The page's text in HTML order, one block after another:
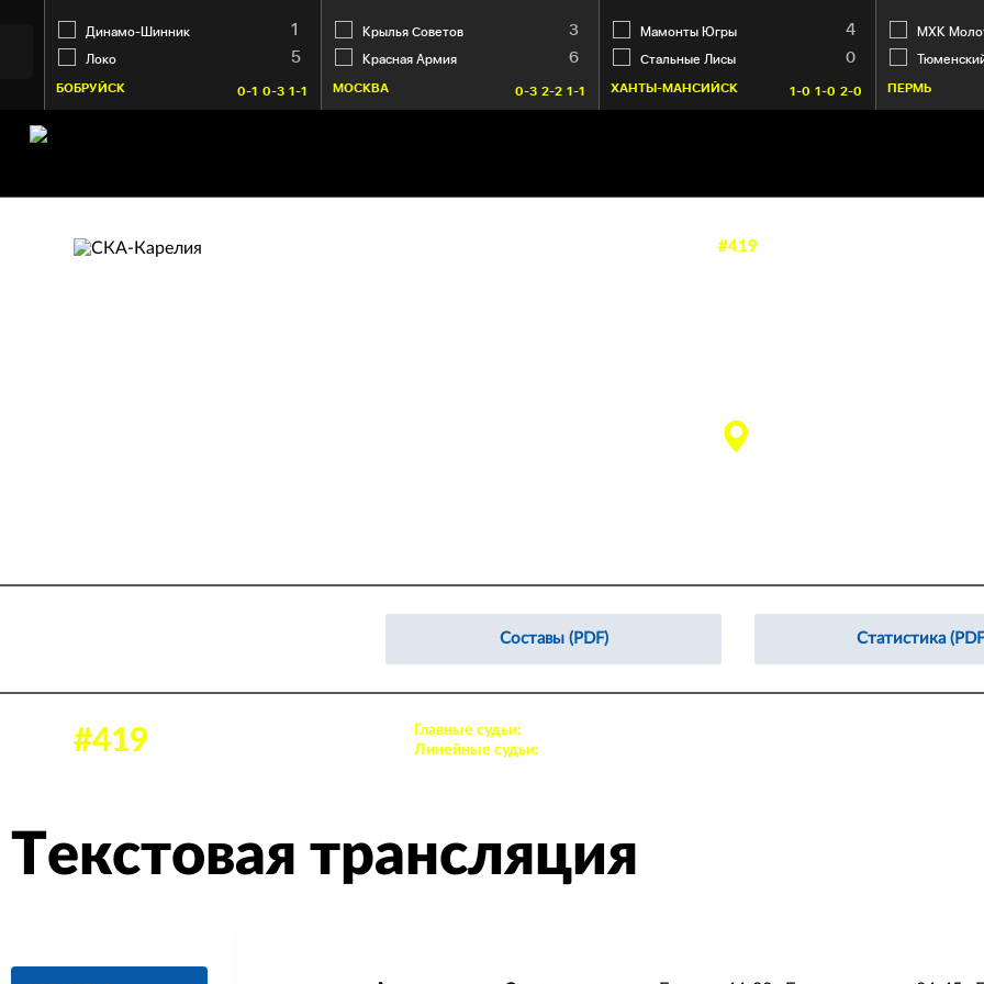
Динамо-Шинник 1
Локо 5
БОБРУЙСК 0-1 0-3 1-1
Крылья Советов 3
Красная Армия 6
МОСКВА 0-3 2-2 1-1
Мамонты Югры 4
Стальные Лисы 0
ХАНТЫ-МАНСИЙСК 1-0 1-0 2-0
МХК
ПЕРМЬ
#419
Составы (PDF) Статистика
#419 Главные судьи:
Линейные судьи:
Текстовая трансляция